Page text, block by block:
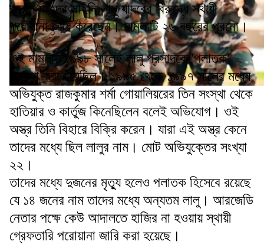
ক্লাস মহেন্দ্র সাইনি লালু যাদবের বিরুদ্ধে স্থায়ী
পরোয়ানা জারি করেছেন। মামলাটি ২৬ বছরের পুরনো।
এই মামলায় ১৯৯৮ সালেই লালু প্রসাদকে 'পলাতক'
ঘোষণা করা হয়েছিল। ১৯৯৫ থেকে ১৯৯৭ সালের মধ্যে
অভিযুক্ত রাজকুমার শর্মা গোয়ালিয়রের তিন সংস্থা থেকে
হাতিয়ার ও কার্তুজ কিনেছিলেন বলেই অভিযোগ। ওই
অস্ত্র তিনি বিহারে বিক্রি করেন। যারা এই অস্ত্র কেনে
তাদের মধ্যে ছিল লালুর নাম। মোট অভিযুক্তের সংখ্যা
২২।
তাদের মধ্যে দুজনের মৃত্যু হলেও পলাতক হিসেবে রয়েছে
যে ১৪ জনের নাম তাদের মধ্যে অন্যতম লালু। আরজেডি
নেতার পক্ষে কেউ আদালতে হাজির না হওয়ায় স্থায়ী
গ্রেফতারি পরোয়ানা জারি করা হয়েছে।